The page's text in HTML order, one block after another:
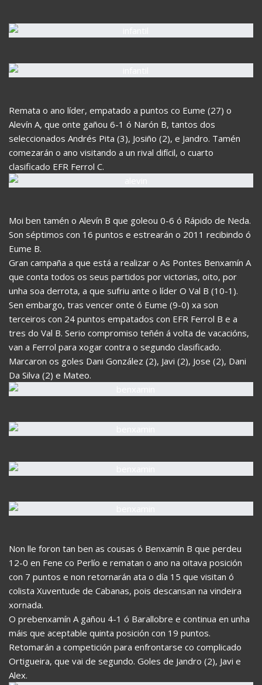
Remata o ano líder, empatado a puntos co Eume (27) o
Alevín A, que onte gañou 6-1 ó Narón B, tantos dos
seleccionados Andrés Pita (3), Josiño (2), e Jandro. Tamén
comezarán o ano visitando a un rival difícil, o cuarto
clasificado EFR Ferrol C.
Moi ben tamén o Alevín B que goleou 0-6 ó Rápido de Neda.
Son séptimos con 16 puntos e estrearán o 2011 recibindo ó
Eume B.
Gran campaña a que está a realizar o As Pontes Benxamín A
que conta todos os seus partidos por victorias, oito, por
unha soa derrota, a que sufriu ante o líder O Val B (10-1).
Sen embargo, tras vencer onte ó Eume (9-0) xa son
terceiros con 24 puntos empatados con EFR Ferrol B e a
tres do Val B. Serio compromiso teñén á volta de vacacións,
van a Ferrol para xogar contra o segundo clasificado.
Marcaron os goles Dani González (2), Javi (2), Jose (2), Dani
Da Silva (2) e Mateo.
Non lle foron tan ben as cousas ó Benxamín B que perdeu
12-0 en Fene co Perlío e rematan o ano na oitava posición
con 7 puntos e non retornarán ata o día 15 que visitan ó
colista Xuventude de Cabanas, pois descansan na vindeira
xornada.
O prebenxamín A gañou 4-1 ó Barallobre e continua en unha
máis que aceptable quinta posición con 19 puntos.
Retomarán a competición para enfrontarse co complicado
Ortigueira, que vai de segundo. Goles de Jandro (2), Javi e
Alex.